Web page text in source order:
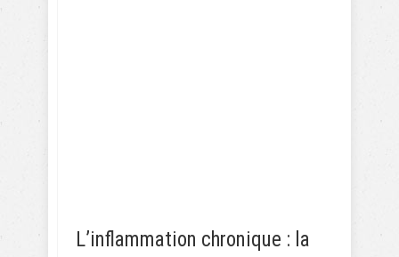
L’inflammation chronique : la